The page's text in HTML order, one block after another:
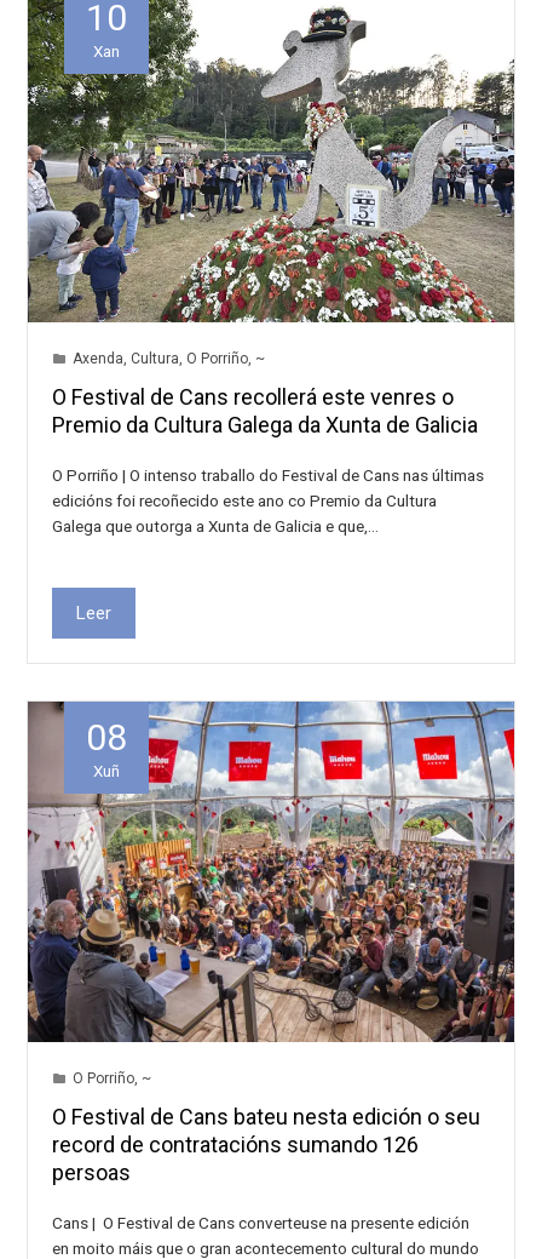
10
Xan
Axenda, Cultura, O Porriño, ~
O Festival de Cans recollerá este venres o
Premio da Cultura Galega da Xunta de Galicia
O Porriño | O intenso traballo do Festival de Cans nas últimas
edicións foi recoñecido este ano co Premio da Cultura
Galega que outorga a Xunta de Galicia e que,…
Leer
08
Xuñ
O Porriño, ~
O Festival de Cans bateu nesta edición o seu
record de contratacións sumando 126
persoas
Cans | O Festival de Cans converteuse na presente edición
en moito máis que o gran acontecemento cultural do mundo